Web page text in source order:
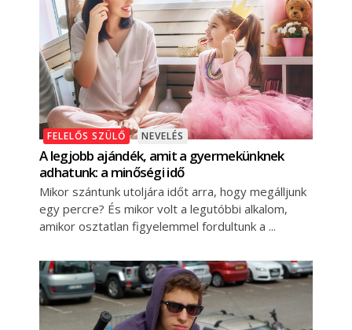
FELELŐS SZÜLŐ NEVELÉS
A legjobb ajándék, amit a gyermekünknek
adhatunk: a minőségi idő
Mikor szántunk utoljára időt arra, hogy megálljunk
egy percre? És mikor volt a legutóbbi alkalom,
amikor osztatlan figyelemmel fordultunk a